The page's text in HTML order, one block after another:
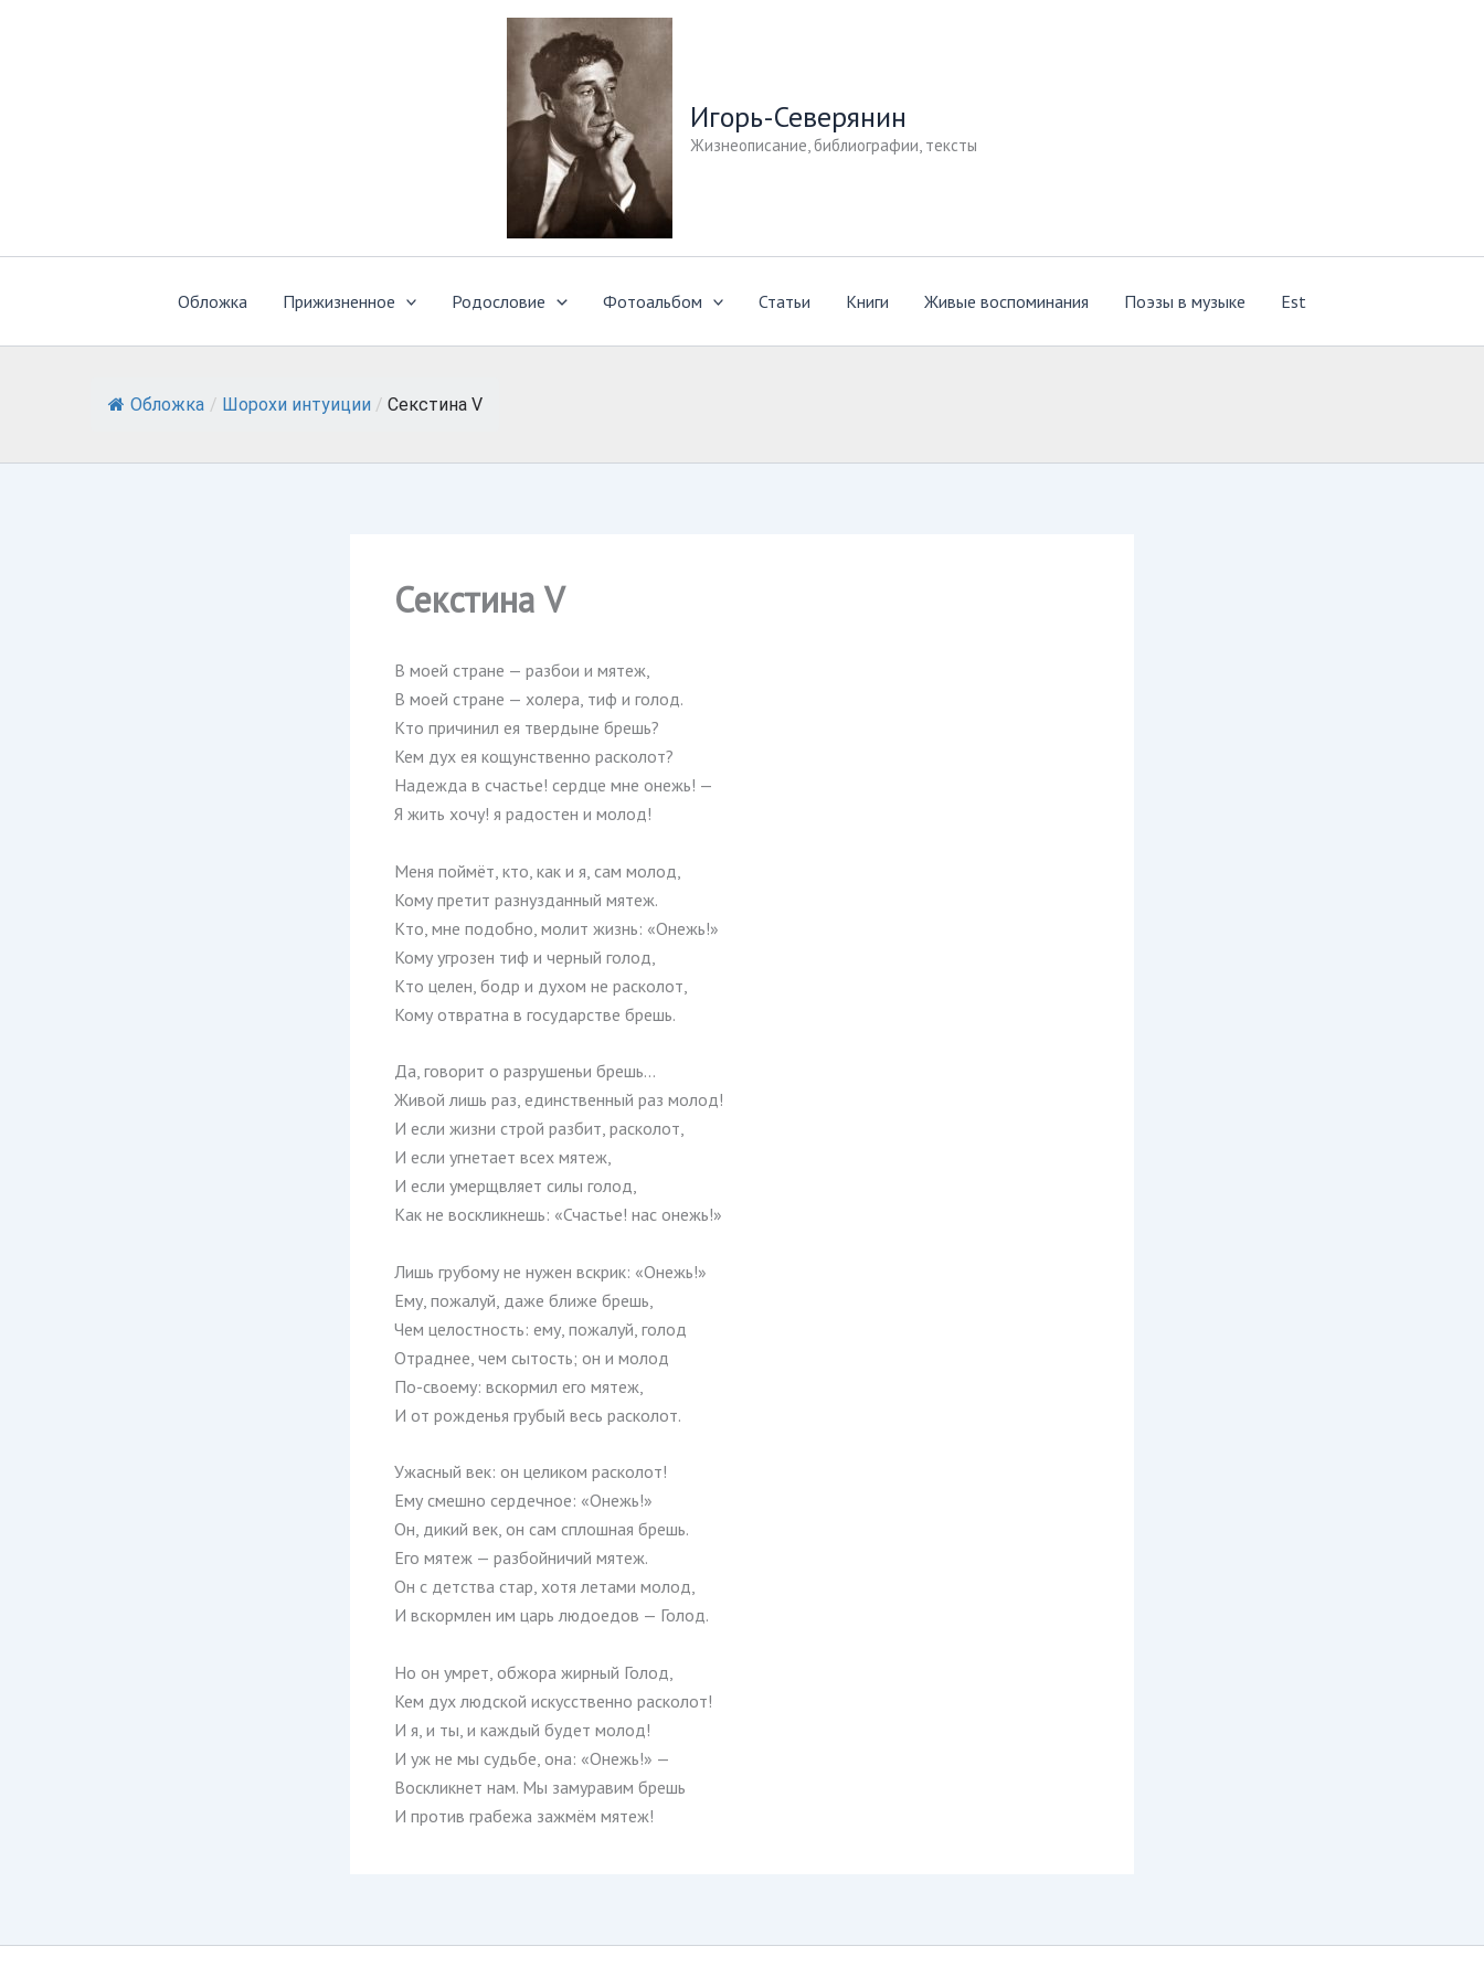
Игорь-Северянин
Жизнеописание, библиографии, тексты
Обложка Прижизненное Родословие Фотоальбом Статьи Книги Живые воспоминания Поэзы в музыке Est
Обложка / Шорохи интуиции / Секстина V
Секстина V
В моей стране — разбои и мятеж,
В моей стране — холера, тиф и голод.
Кто причинил ея твердыне брешь?
Кем дух ея кощунственно расколот?
Надежда в счастье! сердце мне онежь! —
Я жить хочу! я радостен и молод!
Меня поймёт, кто, как и я, сам молод,
Кому претит разнузданный мятеж.
Кто, мне подобно, молит жизнь: «Онежь!»
Кому угрозен тиф и черный голод,
Кто целен, бодр и духом не расколот,
Кому отвратна в государстве брешь.
Да, говорит о разрушеньи брешь…
Живой лишь раз, единственный раз молод!
И если жизни строй разбит, расколот,
И если угнетает всех мятеж,
И если умерщвляет силы голод,
Как не воскликнешь: «Счастье! нас онежь!»
Лишь грубому не нужен вскрик: «Онежь!»
Ему, пожалуй, даже ближе брешь,
Чем целостность: ему, пожалуй, голод
Отраднее, чем сытость; он и молод
По-своему: вскормил его мятеж,
И от рожденья грубый весь расколот.
Ужасный век: он целиком расколот!
Ему смешно сердечное: «Онежь!»
Он, дикий век, он сам сплошная брешь.
Его мятеж — разбойничий мятеж.
Он с детства стар, хотя летами молод,
И вскормлен им царь людоедов — Голод.
Но он умрет, обжора жирный Голод,
Кем дух людской искусственно расколот!
И я, и ты, и каждый будет молод!
И уж не мы судьбе, она: «Онежь!» —
Воскликнет нам. Мы замуравим брешь
И против грабежа зажмём мятеж!